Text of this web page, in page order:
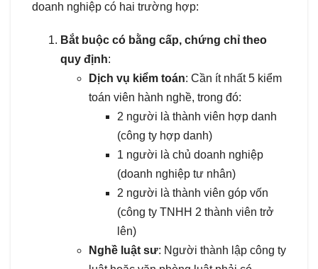
doanh nghiệp có hai trường hợp:
Bắt buộc có bằng cấp, chứng chỉ theo
quy định:
Dịch vụ kiểm toán: Cần ít nhất 5 kiểm
toán viên hành nghề, trong đó:
2 người là thành viên hợp danh
(công ty hợp danh)
1 người là chủ doanh nghiệp
(doanh nghiệp tư nhân)
2 người là thành viên góp vốn
(công ty TNHH 2 thành viên trở
lên)
Nghề luật sư: Người thành lập công ty